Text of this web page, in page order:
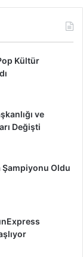
Kültür
ve
Değişti
Şampiyonu Oldu